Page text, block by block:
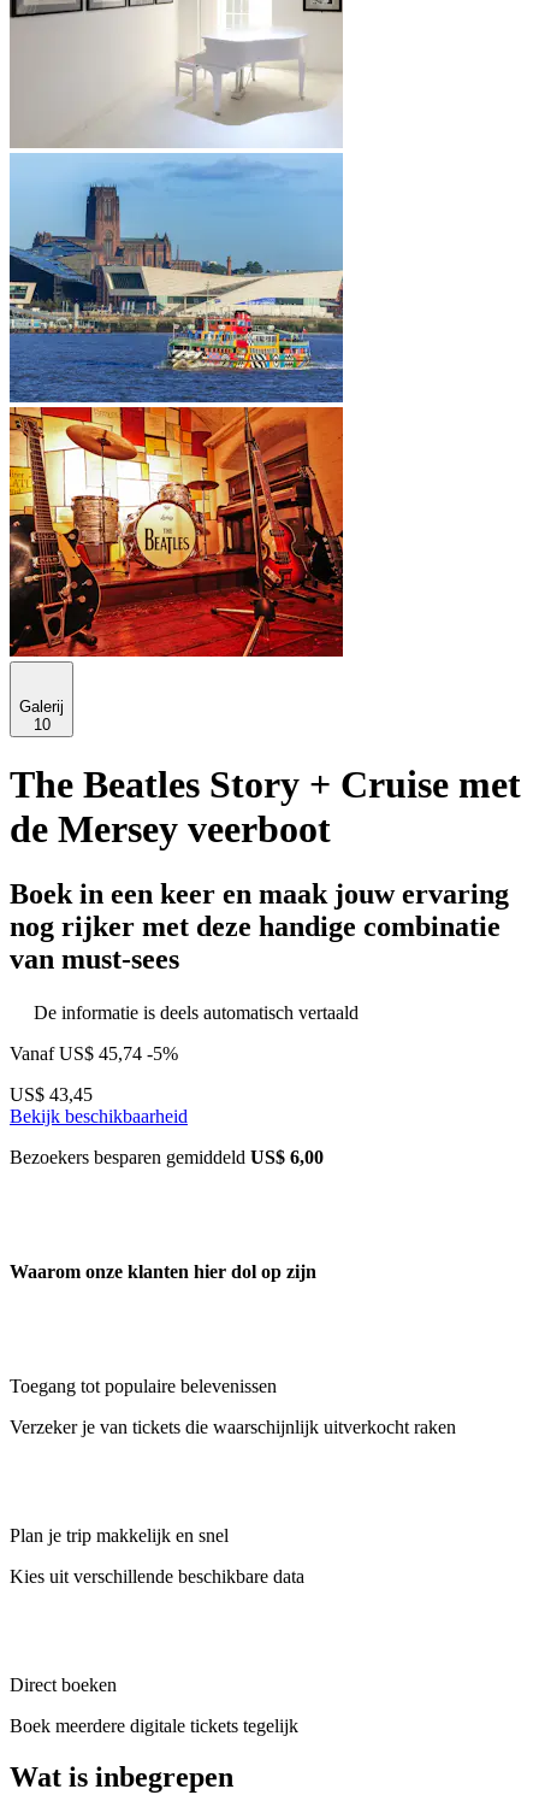
Galerij
10
The Beatles Story + Cruise met
de Mersey veerboot
Boek in een keer en maak jouw ervaring
nog rijker met deze handige combinatie
van must-sees
De informatie is deels automatisch vertaald
VanafUS$ 45,74 -5%
US$ 43,45
Bekijk beschikbaarheid
Bezoekers besparen gemiddeld US$ 6,00
Waarom onze klanten hier dol op zijn
Toegang tot populaire belevenissen
Verzeker je van tickets die waarschijnlijk uitverkocht raken
Plan je trip makkelijk en snel
Kies uit verschillende beschikbare data
Direct boeken
Boek meerdere digitale tickets tegelijk
Wat is inbegrepen